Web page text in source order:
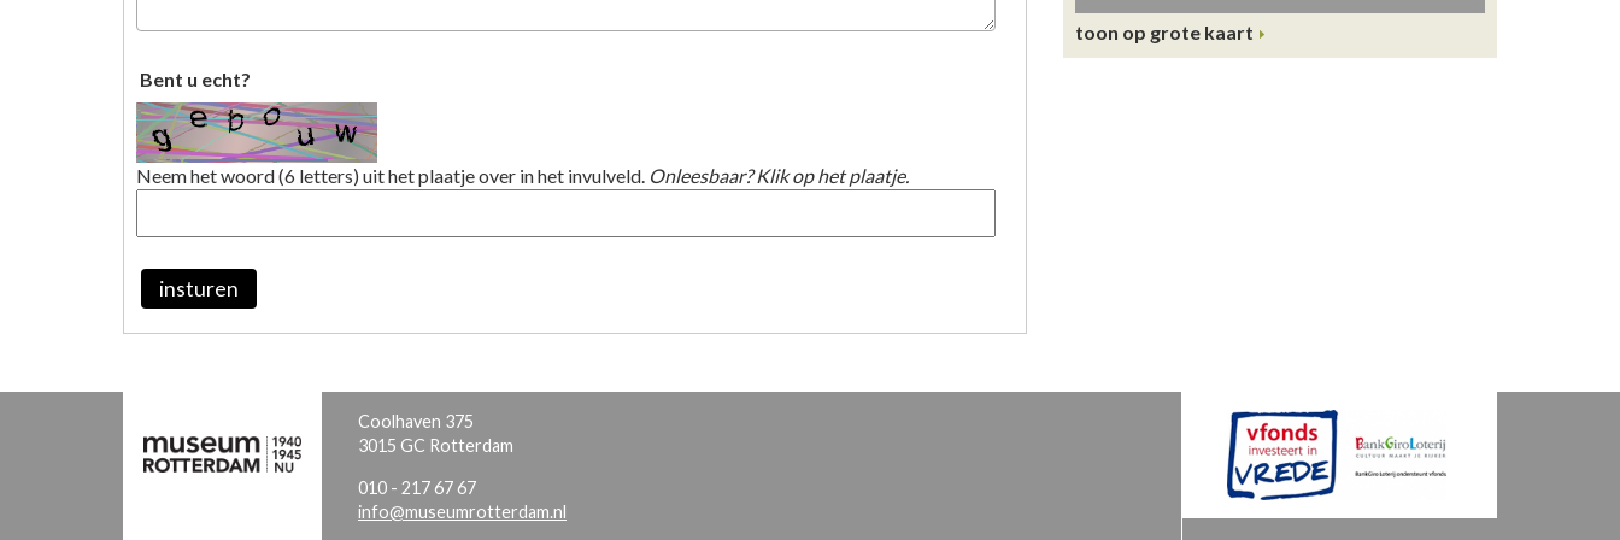
Bent u echt?
Neem het woord (6 letters) uit het plaatje over in het invulveld. Onleesbaar? Klik op het plaatje.
insturen
toon op grote kaart
Coolhaven 375
3015 GC Rotterdam
010 - 217 67 67
info@museumrotterdam.nl